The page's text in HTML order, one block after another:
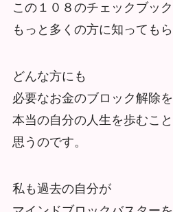
この１０８のチェックブッ
もっと多くの方に知ってもら
どんな方にも
必要なお金のブロック解除
本当の自分の人生を歩むこ
思うのです。
私も過去の自分が